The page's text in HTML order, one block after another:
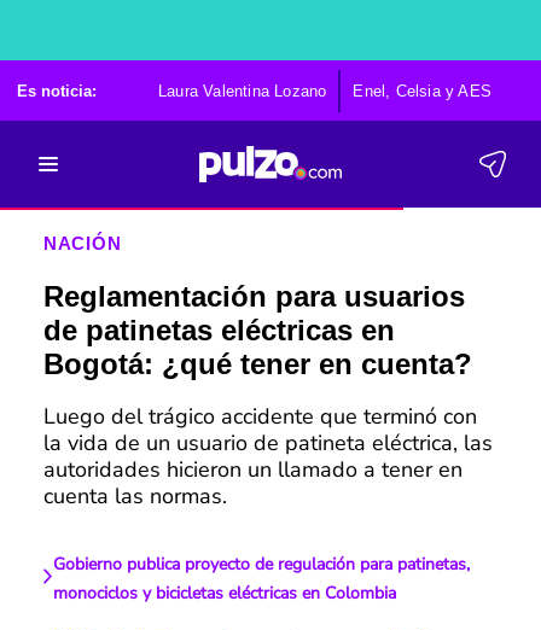
Es noticia: Laura Valentina Lozano Enel, Celsia y AES
NACIÓN
Reglamentación para usuarios
de patinetas eléctricas en
Bogotá: ¿qué tener en cuenta?
Luego del trágico accidente que terminó con
la vida de un usuario de patineta eléctrica, las
autoridades hicieron un llamado a tener en
cuenta las normas.
Gobierno publica proyecto de regulación para patinetas,
monociclos y bicicletas eléctricas en Colombia